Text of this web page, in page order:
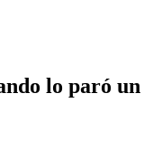
lo paró